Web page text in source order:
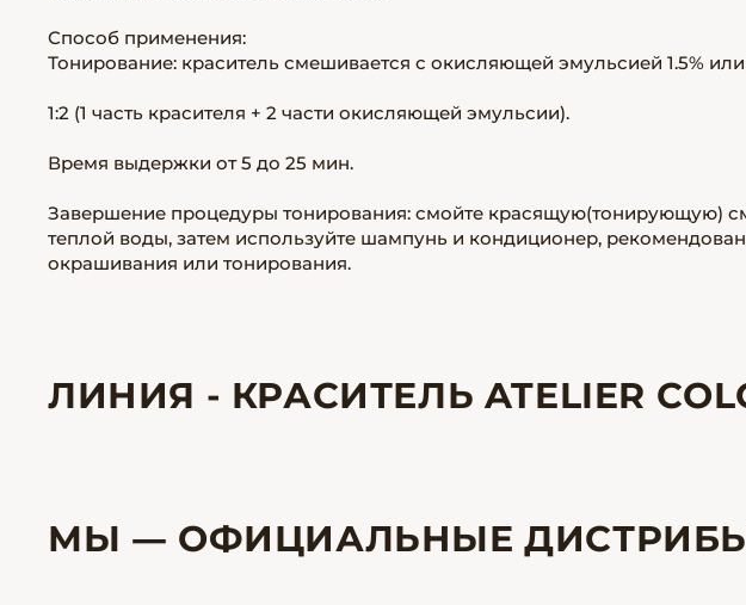
Способ применения:
Тонирование: краситель смешивается с окисляющей эмульсией 1.5%
1:2 (1 часть красителя + 2 части окисляющей эмульсии).
Время выдержки от 5 до 25 мин.
Завершение процедуры тонирования: смойте красящую(тонирующую)
теплой воды, затем используйте шампунь и кондиционер,
окрашивания или тонирования.
ЛИНИЯ - КРАСИТЕЛЬ ATELIER
МЫ — ОФИЦИАЛЬНЫЕ